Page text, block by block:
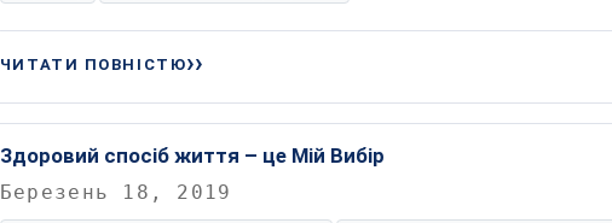
ЧИТАТИ ПОВНІСТЮ
Здоровий спосіб життя – це Мій Вибір
Березень 18, 2019